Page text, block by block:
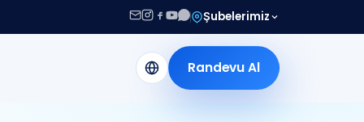
Şubelerimiz
Randevu Al